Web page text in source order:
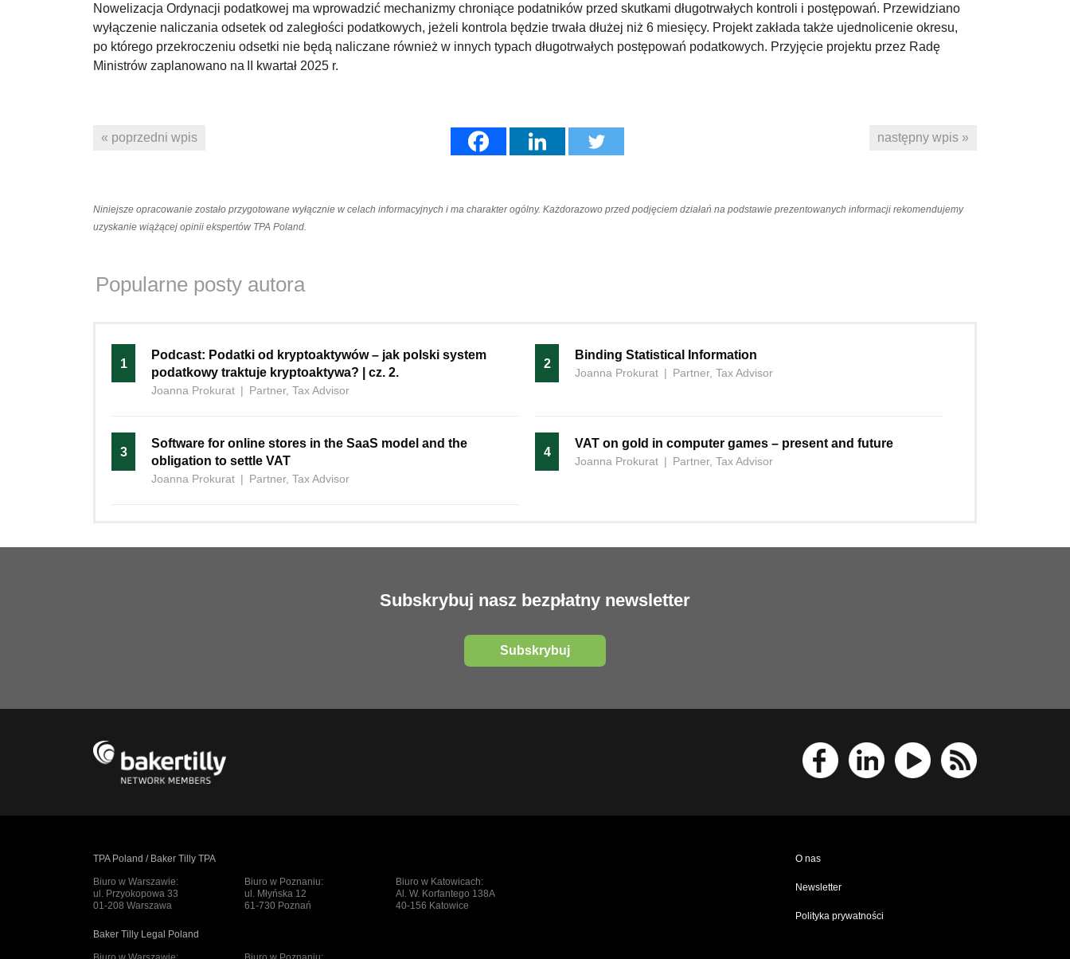
Nowelizacja Ordynacji podatkowej ma wprowadzić mechanizmy chroniące podatników przed skutkami długotrwałych kontroli i postępowań. Przewidziano
wyłączenie naliczania odsetek od zaległości podatkowych, jeżeli kontrola będzie trwała dłużej niż 6 miesięcy. Projekt zakłada także ujednolicenie okresu,
po którego przekroczeniu odsetki nie będą naliczane również w innych typach długotrwałych postępowań podatkowych. Przyjęcie projektu przez Radę
Ministrów zaplanowano na II kwartał 2025 r.
następny wpis »
« poprzedni wpis
Niniejsze opracowanie zostało przygotowane wyłącznie w celach informacyjnych i ma charakter ogólny. Każdorazowo przed podjęciem działań na podstawie prezentowanych informacji rekomendujemy
uzyskanie wiążącej opinii ekspertów TPA Poland.
Popularne posty autora
1
Podcast: Podatki od kryptoaktywów – jak polski system
podatkowy traktuje kryptoaktywa? | cz. 2.
Joanna Prokurat | Partner, Tax Advisor
2
Binding Statistical Information
Joanna Prokurat | Partner, Tax Advisor
3
Software for online stores in the SaaS model and the
obligation to settle VAT
Joanna Prokurat | Partner, Tax Advisor
4
VAT on gold in computer games – present and future
Joanna Prokurat | Partner, Tax Advisor
Subskrybuj nasz bezpłatny newsletter
Subskrybuj
TPA Poland / Baker Tilly TPA
Biuro w Warszawie:
ul. Przyokopowa 33
01-208 Warszawa
Biuro w Poznaniu:
ul. Młyńska 12
61-730 Poznań
Biuro w Katowicach:
Al. W. Korfantego 138A
40-156 Katowice
Baker Tilly Legal Poland
O nas
Newsletter
Polityka prywatności